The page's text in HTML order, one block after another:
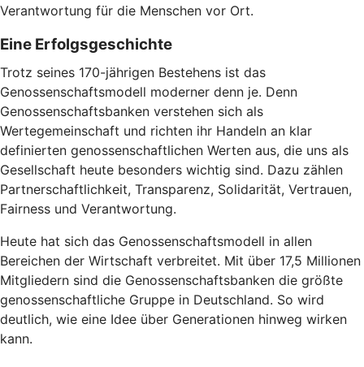
Verantwortung für die Menschen vor Ort.
Eine Erfolgsgeschichte
Trotz seines 170-jährigen Bestehens ist das
Genossenschaftsmodell moderner denn je. Denn
Genossenschaftsbanken verstehen sich als
Wertegemeinschaft und richten ihr Handeln an klar
definierten genossenschaftlichen Werten aus, die uns als
Gesellschaft heute besonders wichtig sind. Dazu zählen
Partnerschaftlichkeit, Transparenz, Solidarität, Vertrauen,
Fairness und Verantwortung.
Heute hat sich das Genossenschaftsmodell in allen
Bereichen der Wirtschaft verbreitet. Mit über 17,5 Millionen
Mitgliedern sind die Genossenschaftsbanken die größte
genossenschaftliche Gruppe in Deutschland. So wird
deutlich, wie eine Idee über Generationen hinweg wirken
kann.